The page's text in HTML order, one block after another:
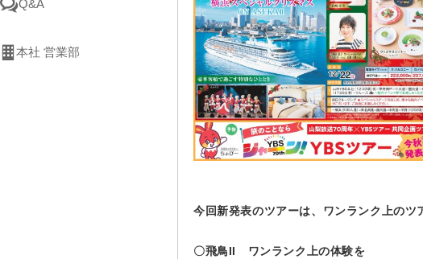
Q&A
本社 営業部
今回新発表のツアーは、ワンランク上のツ
〇飛鳥II ワンランク上の体験を